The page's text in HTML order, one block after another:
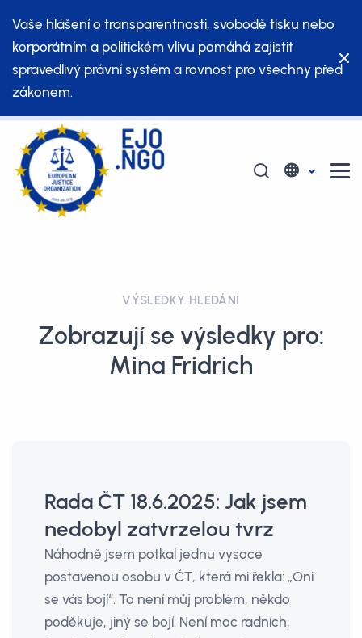
Vaše hlášení o transparentnosti, svobodě tisku nebo
korporátním a politickém vlivu pomáhá zajistit
spravedlivý právní systém a rovnost pro všechny před
zákonem.
VÝSLEDKY HLEDÁNÍ
Zobrazují se výsledky pro:
Mina Fridrich
Rada ČT 18.6.2025: Jak jsem
nedobyl zatvrzelou tvrz
Náhodně jsem potkal jednu vysoce
postavenou osobu v ČT, která mi řekla: „Oni
se vás bojí“. To není můj problém, někdo
poděkuje, jiný se bojí. Není moc radních,